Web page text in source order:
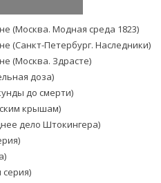
(Москва. Модная среда 1823)
(Санкт-Петербург. Наследники)
(Москва. Здрасте)
доза)
до смерти)
крышам)
дело Штокингера)
серия)